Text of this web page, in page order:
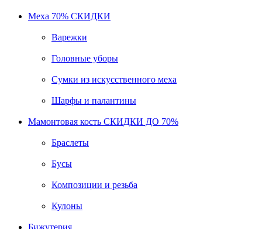
Меха 70% СКИДКИ
Варежки
Головные уборы
Сумки из искусственного меха
Шарфы и палантины
Мамонтовая кость СКИДКИ ДО 70%
Браслеты
Бусы
Композиции и резьба
Кулоны